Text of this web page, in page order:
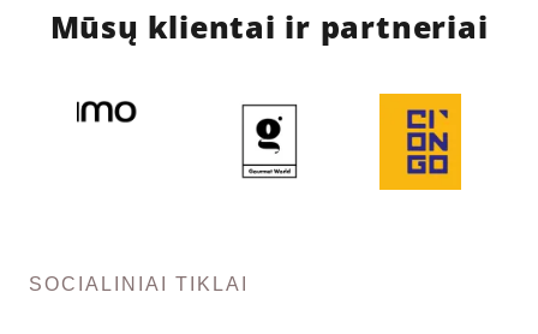
Mūsų klientai ir partneriai
SOCIALINIAI TIKLAI